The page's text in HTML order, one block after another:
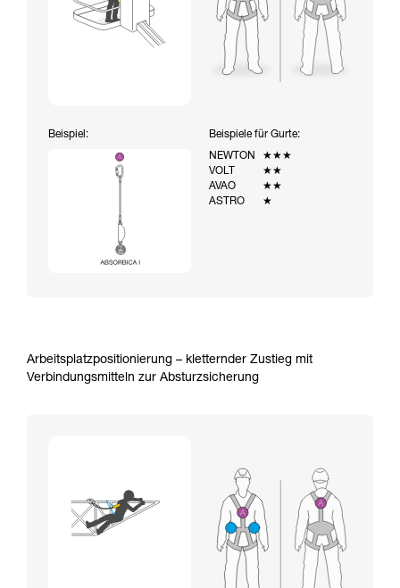
Beispiel:
Beispiele für Gurte:
NEWTON
★★★
VOLT
★★
AVAO
★★
ASTRO
★
Arbeitsplatzpositionierung – kletternder Zustieg mit
Verbindungsmitteln zur Absturzsicherung